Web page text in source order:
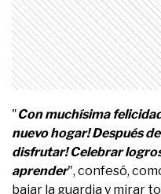
"Con muchísima
nuevo hogar! Después
disfrutar! Celebrar
aprender", confesó,
bajar la guardia y mirar